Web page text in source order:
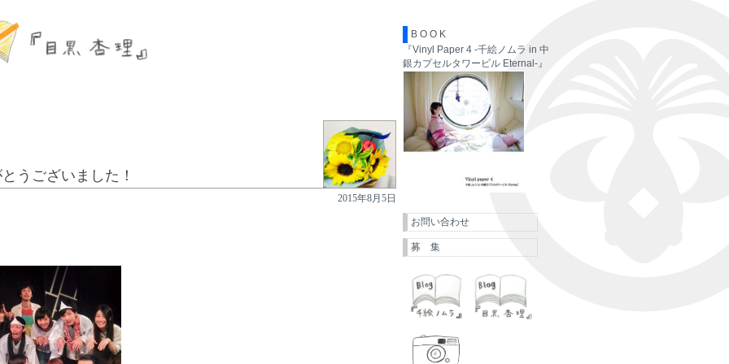
うございました！
2015年8月5日
B O O K
『Vinyl Paper 4 -千絵ノムラ in 中
銀カプセルタワービル Eternal-』
お問い合わせ
募 集